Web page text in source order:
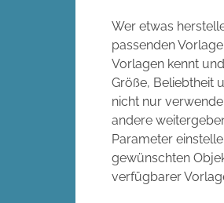
Wer etwas
passenden
Vorlagen kennt
Größe, Beliebtheit
nicht nur
andere
Parameter
gewünschten
verfügbarer